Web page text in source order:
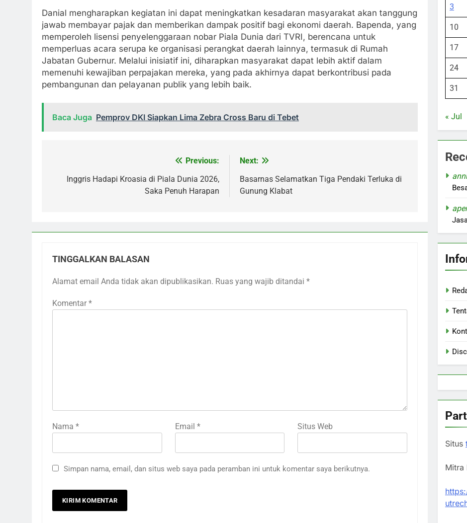
Danial mengharapkan kegiatan ini dapat meningkatkan kesadaran masyarakat akan tanggung
jawab membayar pajak dan memberikan dampak positif bagi ekonomi daerah. Bapenda, yang
memperoleh lisensi penyelenggaraan nobar Piala Dunia dari TVRI, berencana untuk
memperluas acara serupa ke organisasi perangkat daerah lainnya, termasuk di Rumah
Jabatan Gubernur. Melalui inisiatif ini, diharapkan masyarakat dapat lebih aktif dalam
memenuhi kewajiban perpajakan mereka, yang pada akhirnya dapat berkontribusi pada
pembangunan dan pelayanan publik yang lebih baik.
Baca Juga Pemprov DKI Siapkan Lima Zebra Cross Baru di Tebet
pos
Previous:
Inggris Hadapi Kroasia di Piala Dunia 2026,
Saka Penuh Harapan
Next:
Basarnas Selamatkan Tiga Pendaki Terluka di
Gunung Klabat
TINGGALKAN BALASAN
Alamat email Anda tidak akan dipublikasikan. Ruas yang wajib ditandai *
Komentar *
Nama * Email * Situs Web
Simpan nama, email, dan situs web saya pada peramban ini untuk komentar saya berikutnya.
3
10
17
24
31
« Jul
Situs
Mitra